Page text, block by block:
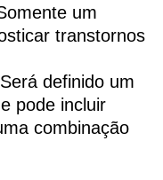
um
transtornos
Será definido um
pode incluir
combinação